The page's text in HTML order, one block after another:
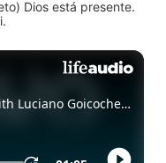
Dios está presente.